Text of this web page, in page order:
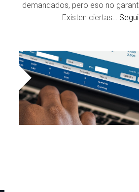
demandados, pero eso no
Existen ciertas…